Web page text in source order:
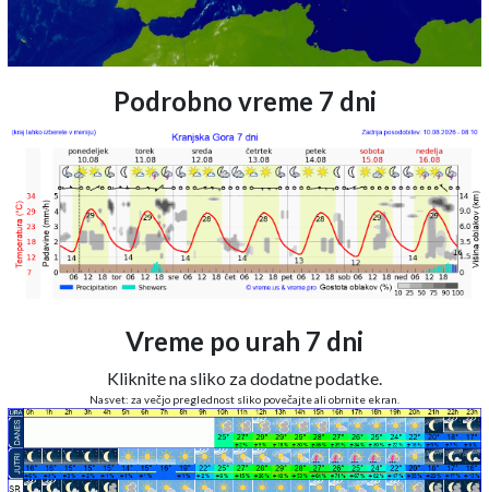
Podrobno vreme 7 dni
Vreme po urah 7 dni
Kliknite na sliko za dodatne podatke.
Nasvet: za večjo preglednost sliko povečajte ali obrnite ekran.